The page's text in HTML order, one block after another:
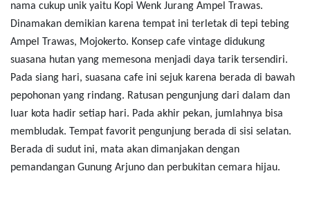
nama cukup unik yaitu Kopi Wenk Jurang Ampel Trawas.
Dinamakan demikian karena tempat ini terletak di tepi tebing
Ampel Trawas, Mojokerto. Konsep cafe vintage didukung
suasana hutan yang memesona menjadi daya tarik tersendiri.
Pada siang hari, suasana cafe ini sejuk karena berada di bawah
pepohonan yang rindang. Ratusan pengunjung dari dalam dan
luar kota hadir setiap hari. Pada akhir pekan, jumlahnya bisa
membludak. Tempat favorit pengunjung berada di sisi selatan.
Berada di sudut ini, mata akan dimanjakan dengan
pemandangan Gunung Arjuno dan perbukitan cemara hijau.